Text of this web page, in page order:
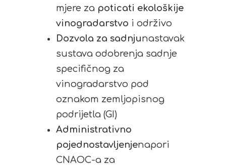
mjere za poticati ekološkije
vinogradarstvo i održivo
Dozvola za sadnjunastavak
sustava odobrenja sadnje
specifičnog za
vinogradarstvo pod
oznakom zemljopisnog
podrijetla (GI)
Administrativno
pojednostavljenjenapori
CNAOC-a za